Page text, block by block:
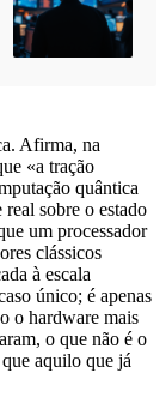
Afirma, na
«a tração
quântica
sobre o estado
um processador
clássicos
à escala
único; é apenas
o hardware mais
o que não é o
aquilo que já